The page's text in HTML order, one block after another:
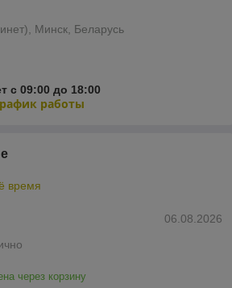
Минск, Беларусь
с 09:00 до 18:00
работы
время
06.08.2026
через корзину